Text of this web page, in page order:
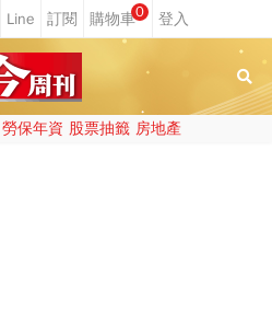
0
勞保年資 股票抽籤 房地產